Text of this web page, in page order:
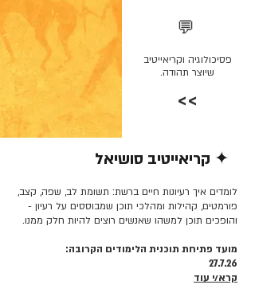
💬
פסיכולוגיה וקריאייטיב
שיוצר תהודה.
>>
✦ קריאייטיב סושיאל
לומדים איך רעיונות חיים ברשת: תשומת לב, שפה, קצב,
פורמטים, קהילות ומהלכי תוכן שמבוססים על רעיון -
והופכים תוכן למשהו שאנשים רוצים להיות חלק ממנו.
מועד פתיחת תוכנית הלימודים הקרובה:
27.7.26
קרא/י עוד